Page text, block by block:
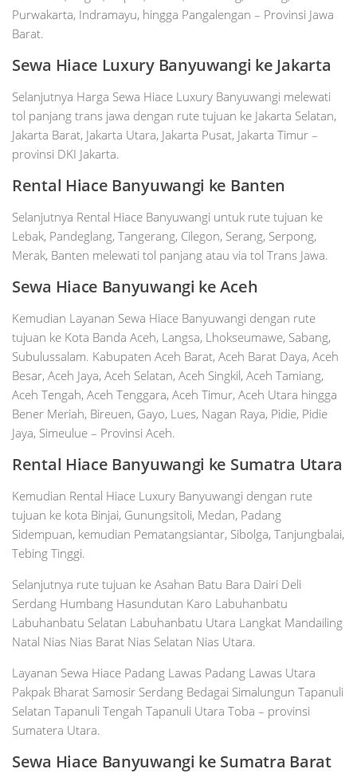
Purwakarta, Indramayu, hingga Pangalengan – Provinsi Jawa
Barat.
Sewa Hiace Luxury Banyuwangi ke Jakarta
Selanjutnya Harga Sewa Hiace Luxury Banyuwangi melewati
tol panjang trans jawa dengan rute tujuan ke Jakarta Selatan,
Jakarta Barat, Jakarta Utara, Jakarta Pusat, Jakarta Timur –
provinsi DKI Jakarta.
Rental Hiace Banyuwangi ke Banten
Selanjutnya Rental Hiace Banyuwangi untuk rute tujuan ke
Lebak, Pandeglang, Tangerang, Cilegon, Serang, Serpong,
Merak, Banten melewati tol panjang atau via tol Trans Jawa.
Sewa Hiace Banyuwangi ke Aceh
Kemudian Layanan Sewa Hiace Banyuwangi dengan rute
tujuan ke Kota Banda Aceh, Langsa, Lhokseumawe, Sabang,
Subulussalam. Kabupaten Aceh Barat, Aceh Barat Daya, Aceh
Besar, Aceh Jaya, Aceh Selatan, Aceh Singkil, Aceh Tamiang,
Aceh Tengah, Aceh Tenggara, Aceh Timur, Aceh Utara hingga
Bener Meriah, Bireuen, Gayo, Lues, Nagan Raya, Pidie, Pidie
Jaya, Simeulue – Provinsi Aceh.
Rental Hiace Banyuwangi ke Sumatra Utara
Kemudian Rental Hiace Luxury Banyuwangi dengan rute
tujuan ke kota Binjai, Gunungsitoli, Medan, Padang
Sidempuan, kemudian Pematangsiantar, Sibolga, Tanjungbalai,
Tebing Tinggi.
Selanjutnya rute tujuan ke Asahan Batu Bara Dairi Deli
Serdang Humbang Hasundutan Karo Labuhanbatu
Labuhanbatu Selatan Labuhanbatu Utara Langkat Mandailing
Natal Nias Nias Barat Nias Selatan Nias Utara.
Layanan Sewa Hiace Padang Lawas Padang Lawas Utara
Pakpak Bharat Samosir Serdang Bedagai Simalungun Tapanuli
Selatan Tapanuli Tengah Tapanuli Utara Toba – provinsi
Sumatera Utara.
Sewa Hiace Banyuwangi ke Sumatra Barat